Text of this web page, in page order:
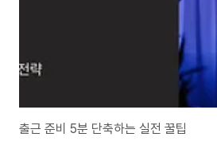
출근 준비 5분 단축하는 실전 꿀팁